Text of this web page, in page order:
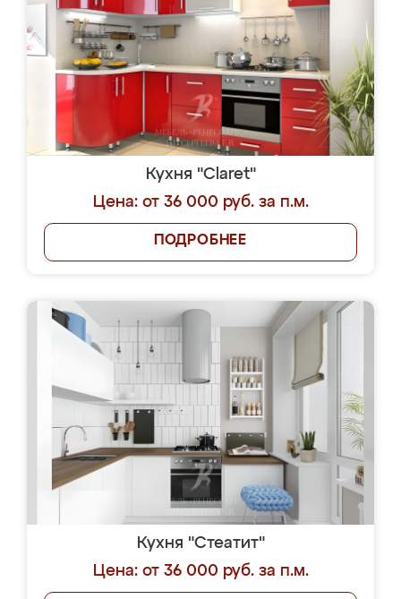
Кухня "Claret"
Цена: от 36 000 руб. за п.м.
ПОДРОБНЕЕ
Кухня "Стеатит"
Цена: от 36 000 руб. за п.м.